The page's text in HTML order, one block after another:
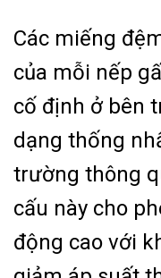
Các miếng
của mỗi nếp
cố định ở bên
dạng thống
trường thông
cấu này cho
động cao với